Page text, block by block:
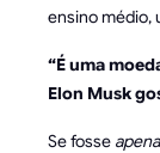
ensino médio,
“É uma
Elon Musk
Se fosse